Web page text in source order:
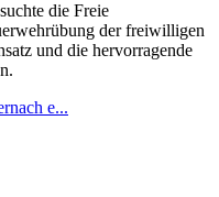
die Freie
der freiwilligen
und die hervorragende
e...